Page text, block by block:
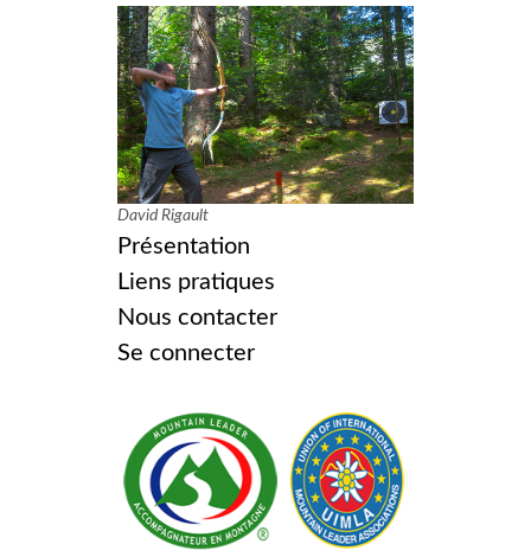
David Rigault
Présentation
Liens pratiques
Nous contacter
Se connecter